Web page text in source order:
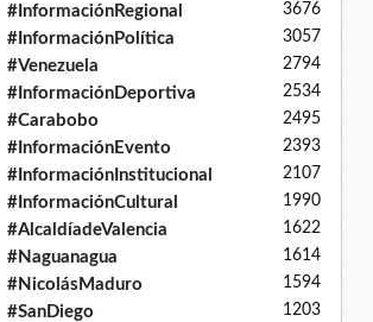
#InformaciónRegional 3676
#InformaciónPolítica 3057
#Venezuela 2794
#InformaciónDeportiva 2534
#Carabobo 2495
#InformaciónEvento 2393
#InformaciónInstitucional 2107
#InformaciónCultural 1990
#AlcaldíadeValencia 1622
#Naguanagua 1614
#NicolásMaduro 1594
#SanDiego 1203